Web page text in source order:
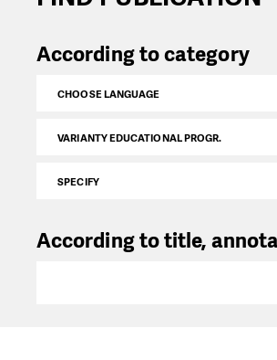
According to category
CHOOSE LANGUAGE
VARIANTY EDUCATIONAL PROGR.
SPECIFY
According to title,